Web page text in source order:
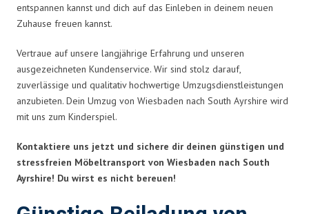
entspannen kannst und dich auf das Einleben in deinem neuen
Zuhause freuen kannst.
Vertraue auf unsere langjährige Erfahrung und unseren
ausgezeichneten Kundenservice. Wir sind stolz darauf,
zuverlässige und qualitativ hochwertige Umzugsdienstleistungen
anzubieten. Dein Umzug von Wiesbaden nach South Ayrshire wird
mit uns zum Kinderspiel.
Kontaktiere uns jetzt und sichere dir deinen günstigen und
stressfreien Möbeltransport von Wiesbaden nach South
Ayrshire! Du wirst es nicht bereuen!